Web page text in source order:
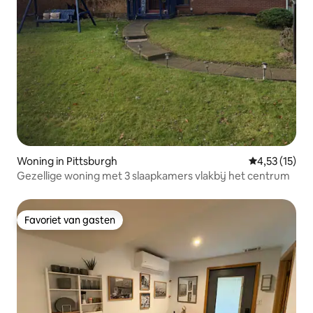
Woning in Pittsburgh Gemiddelde
4,53 (15)
Gezellige woning met 3 slaapkamers vlakbij het centrum
Favoriet van gasten
Favoriet van gasten